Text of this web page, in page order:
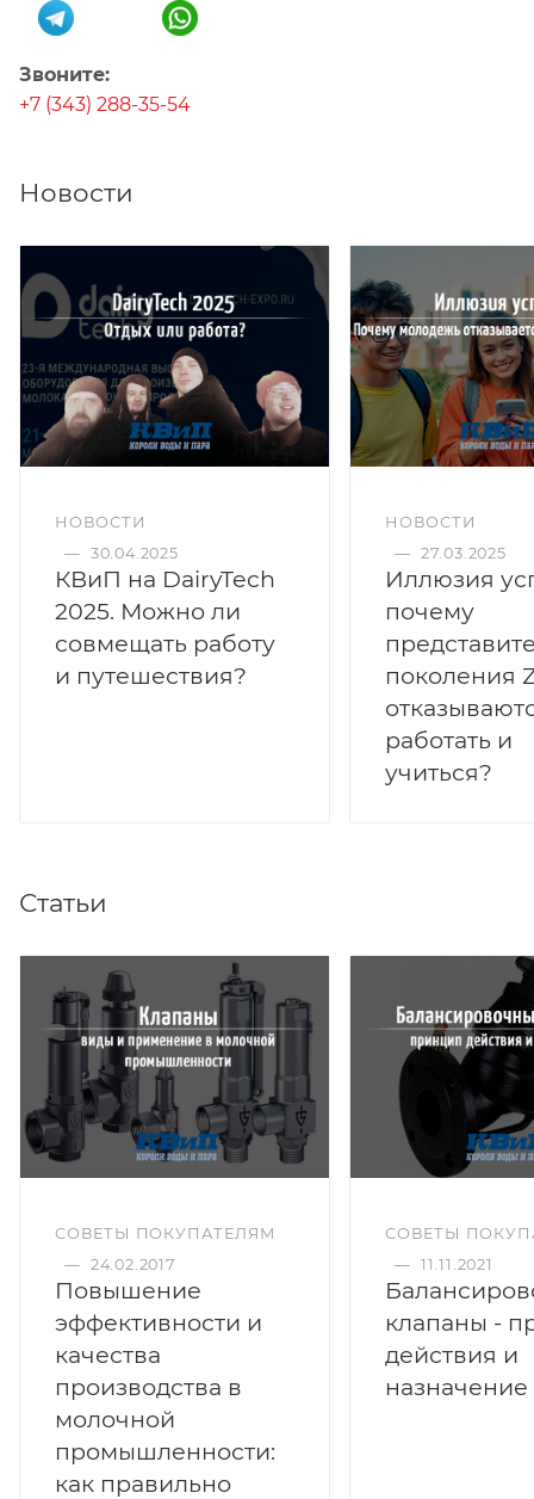
Звоните:
+7 (343) 288-35-54
Новости
НОВОСТИ
— 30.04.2025
КВиП на DairyTech
2025. Можно ли
совмещать работу
и путешествия?
НОВОСТИ
— 27.03.2025
Иллюзия
почему
поколения
работать и
учиться?
Статьи
СОВЕТЫ ПОКУПАТЕЛЯМ
— 24.02.2017
Повышение
эффективности и
качества
производства в
молочной
промышленности:
как правильно
СОВЕТЫ
— 11.11.2021
клапаны -
действия и
назначение